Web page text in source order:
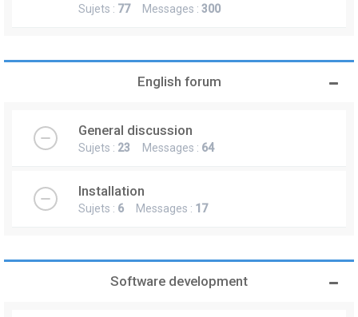
Sujets : 77Messages : 300
English forum
General discussion
Sujets : 23 Messages : 64
Installation
Sujets : 6 Messages : 17
Software development